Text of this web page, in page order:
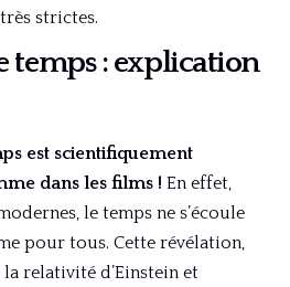
strictes.
temps : explication
est scientifiquement
dans les films ! En effet,
le temps ne s’écoule
pour tous. Cette révélation,
relativité d’Einstein et